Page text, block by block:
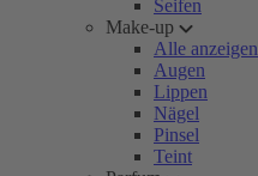
Seifen
Make-up
Alle anzeigen
Augen
Lippen
Nägel
Pinsel
Teint